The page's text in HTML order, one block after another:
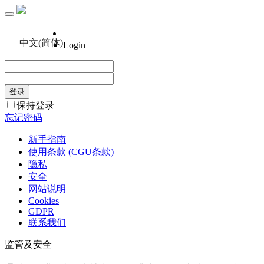
中文(简体)Login
保持登录
忘记密码
新手指南
使用条款 (CGU条款)
隐私
安全
网站说明
Cookies
GDPR
联系我们
监管及安全